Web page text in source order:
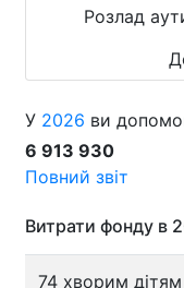
Розлад
У 2026 ви
6 913 930
Повний звіт
Витрати фонду в
74 хворим дітям